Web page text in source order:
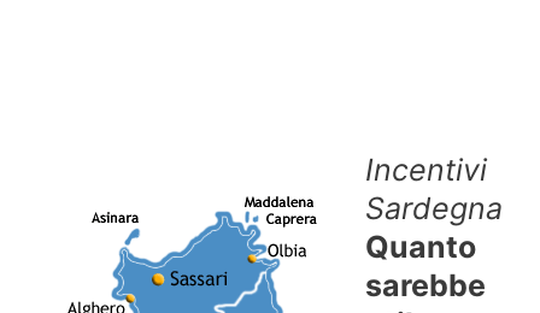
Incentivi
Sardegna
Quanto
sarebbe